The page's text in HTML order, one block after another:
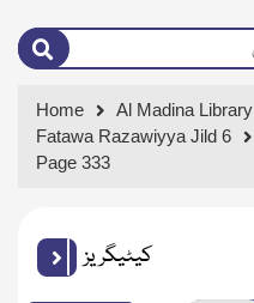
Home
Al Madina Library
Fatawa Razawiyya Jild 6
Page 333
کیٹیگریز